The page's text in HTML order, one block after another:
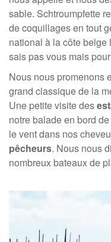
sable. Schtroumpfette
de coquillages en tout
national à la côte
sais pas vous mais
Nous nous promenons
grand classique de la
Une petite visite des
notre balade en bord
le vent dans nos
pêcheurs. Nous nous
nombreux bateaux de